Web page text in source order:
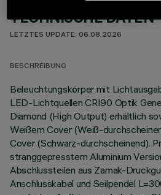
TECHNISCHE DATEN
LETZTES UPDATE: 06.08.2026
BESCHREIBUNG
Beleuchtungskörper mit
LED-Lichtquellen CRI90 Optik
Diamond (High Output) erhältlich
Weißem Cover (Weiß-
Cover (Schwarz-durchscheinend).
stranggepresstem Aluminium
Abschlussteilen aus Zamak-
Anschlusskabel und Seilpendel